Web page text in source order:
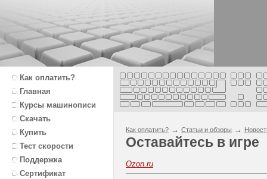
Как оплатить?
Главная
Курсы машинописи
Скачать
Купить
Тест скорости
Поддержка
Сертификат
Как оплатить? → Статьи и обзоры →
Оставайтесь в игре
Ozon.ru